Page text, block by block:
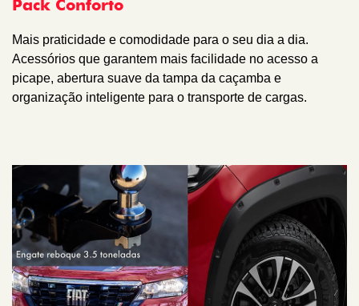
Pack Conforto
Mais praticidade e comodidade para o seu dia a dia.
Acessórios que garantem mais facilidade no acesso a
picape, abertura suave da tampa da caçamba e
organização inteligente para o transporte de cargas.